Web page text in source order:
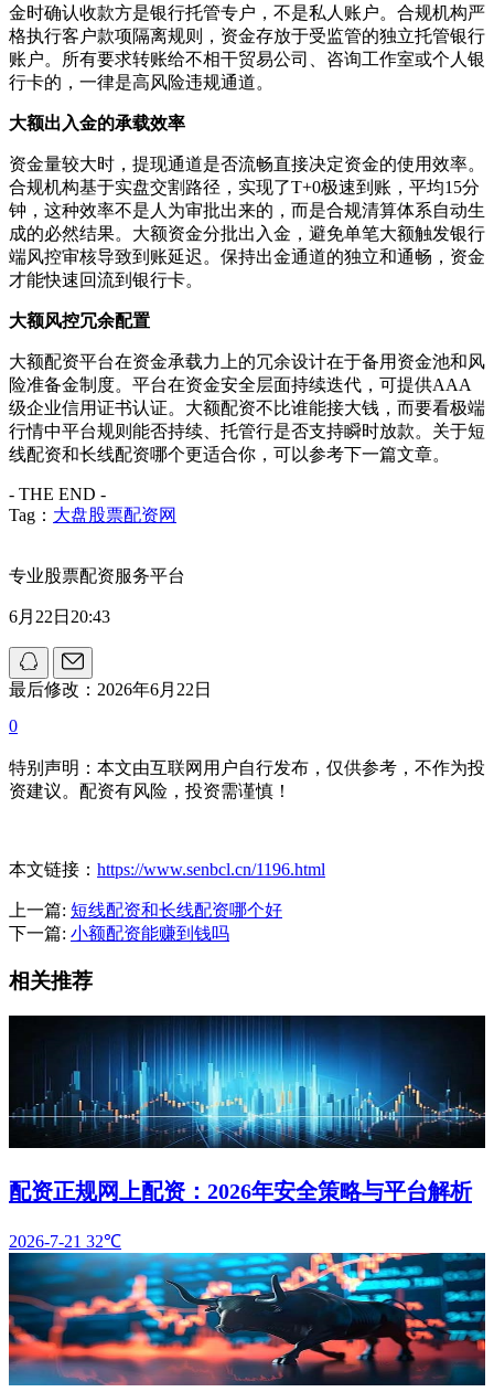
金时确认收款方是银行托管专户，不是私人账户。合规机构严
格执行客户款项隔离规则，资金存放于受监管的独立托管银行
账户。所有要求转账给不相干贸易公司、咨询工作室或个人银
行卡的，一律是高风险违规通道。
大额出入金的承载效率
资金量较大时，提现通道是否流畅直接决定资金的使用效率。
合规机构基于实盘交割路径，实现了T+0极速到账，平均15分
钟，这种效率不是人为审批出来的，而是合规清算体系自动生
成的必然结果。大额资金分批出入金，避免单笔大额触发银行
端风控审核导致到账延迟。保持出金通道的独立和通畅，资金
才能快速回流到银行卡。
大额风控冗余配置
大额配资平台在资金承载力上的冗余设计在于备用资金池和风
险准备金制度。平台在资金安全层面持续迭代，可提供AAA
级企业信用证书认证。大额配资不比谁能接大钱，而要看极端
行情中平台规则能否持续、托管行是否支持瞬时放款。关于短
线配资和长线配资哪个更适合你，可以参考下一篇文章。
- THE END -
Tag： 大盘股票配资网
专业股票配资服务平台
6月22日20:43
最后修改：2026年6月22日
0
特别声明：本文由互联网用户自行发布，仅供参考，不作为投
资建议。配资有风险，投资需谨慎！
本文链接： https://www.senbcl.cn/1196.html
上一篇: 短线配资和长线配资哪个好
下一篇: 小额配资能赚到钱吗
相关推荐
配资正规网上配资：2026年安全策略与平台解析
2026-7-21 32℃